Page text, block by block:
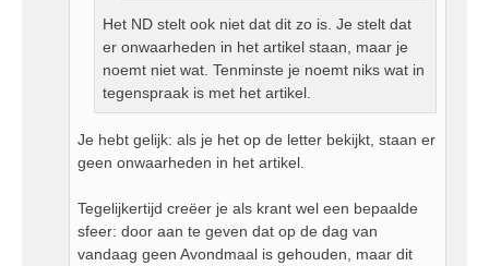
Het ND stelt ook niet dat dit zo is. Je stelt dat
er onwaarheden in het artikel staan, maar je
noemt niet wat. Tenminste je noemt niks wat in
tegenspraak is met het artikel.
Je hebt gelijk: als je het op de letter bekijkt, staan er
geen onwaarheden in het artikel.
Tegelijkertijd creëer je als krant wel een bepaalde
sfeer: door aan te geven dat op de dag van
vandaag geen Avondmaal is gehouden, maar dit